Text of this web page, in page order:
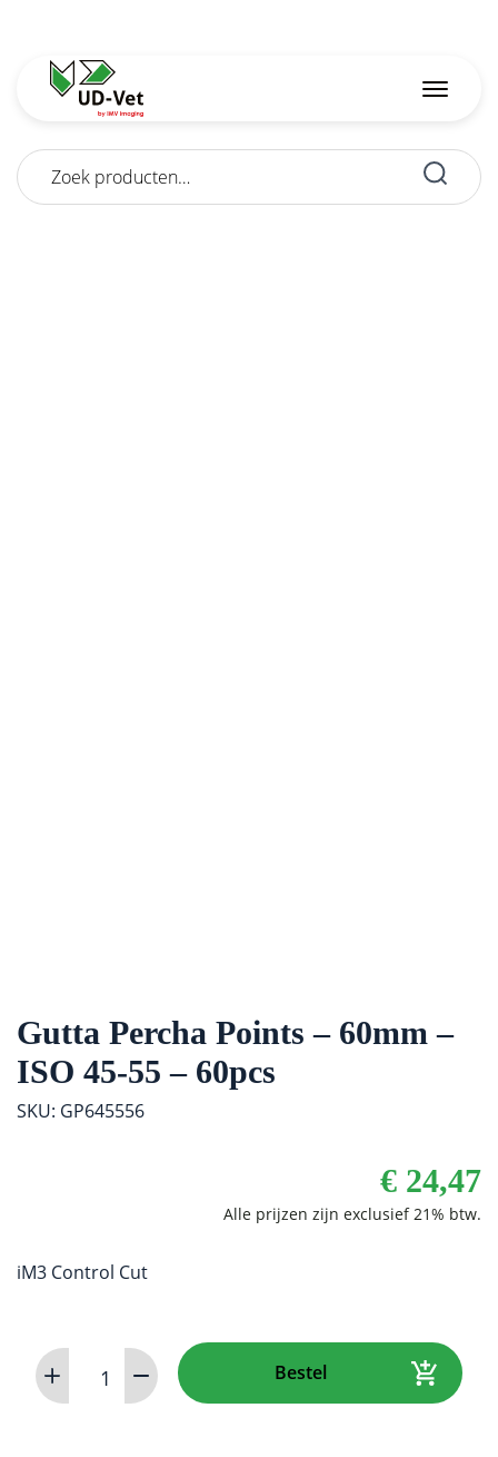
Zoeken
naar:
Gutta Percha Points – 60mm –
ISO 45-55 – 60pcs
SKU: GP645556
€ 24,47
iM3 Control Cut
Gutta
Percha
Bestel